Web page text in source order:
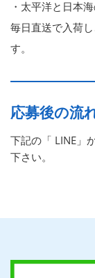
・太平洋と日本
毎日直送で入荷
す。
応募後の流
下記の「 LINE」
下さい。